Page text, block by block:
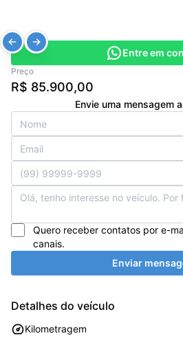
Entre em
Preço
R$ 85.900,00
Envie uma mensagem
Quero receber contatos por e-
canais.
Enviar
Detalhes do veículo
Kilometragem